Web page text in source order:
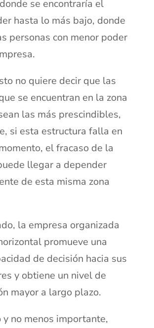
se encontraría el
hasta lo más bajo, donde
personas con menor poder
no quiere decir que las
se encuentran en la zona
las más prescindibles,
si esta estructura falla en
el fracaso de la
llegar a depender
de esta misma zona
la empresa organizada
promueve una
de decisión hacia sus
y obtiene un nivel de
mayor a largo plazo.
no menos importante,